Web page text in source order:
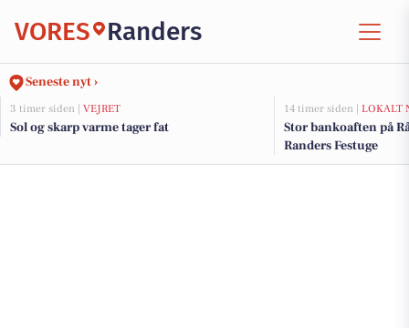
VORES Randers
Seneste nyt ›
3 timer siden | VEJRET
Sol og skarp varme tager fat
14 timer siden | LOKALT
Stor bankoaften på
Randers Festuge